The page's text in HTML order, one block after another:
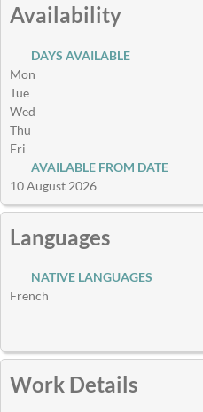
Availability
DAYS AVAILABLE
Mon
Tue
Wed
Thu
Fri
AVAILABLE FROM DATE
10 August 2026
Languages
NATIVE LANGUAGES
French
Work Details